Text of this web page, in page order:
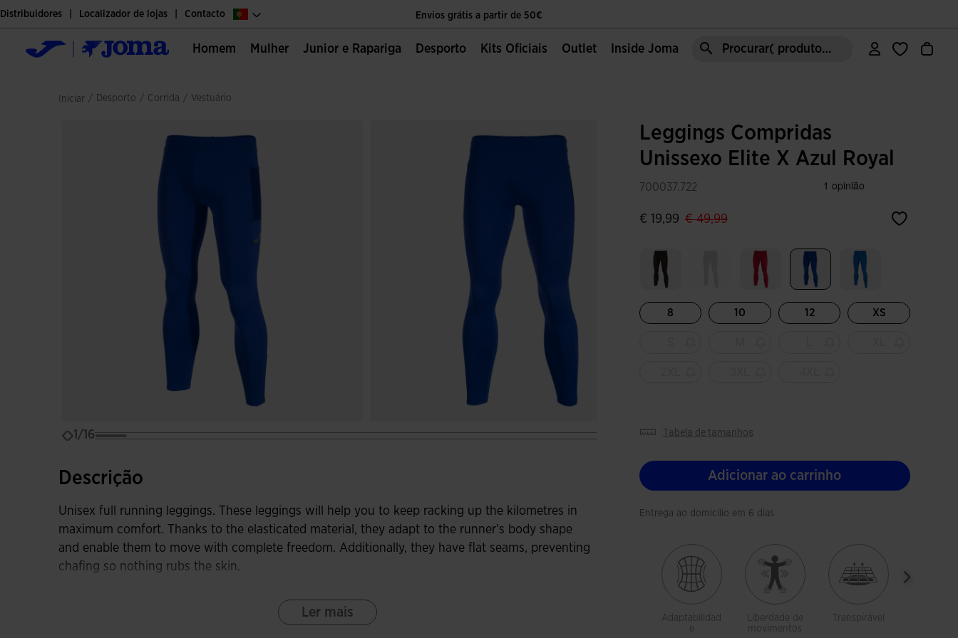
Envios grátis a partir de 50€
O único sítio oficial da Joma Sport
Envios grátis a partir de 50€
Distribuidores Localizador de lojas Contacto
Homem Mulher Junior e Rapariga Desporto Kits Oficiais Outlet Inside Joma Procurar( produto, moda, área, etc)
Iniciar / desporto / corrida / vestuário
1/16
Descrição
Unisex full running leggings. These leggings will help you to keep racking up the kilometres in
maximum comfort. Thanks to the elasticated material, they adapt to the runner’s body shape
and enable them to move with complete freedom. Additionally, they have flat seams, preventing
chafing so nothing rubs the skin.
They also have a dual adjustment system at the waist: on the one hand, the elastic adapts to the
runner’s physical shape; and on the other, the flat inner drawstrings adjust the fit. They
Ler mais
Leggings Compridas
Unissexo Elite X Azul Royal
700037.722
€ 19,99 label.price.reduced.from
€ 49,99label.price.to
8 10 12 XS
tabela de tamanhos
Adicionar ao carrinho
Entrega ao domicílio em 6 dias
Adaptabilidad
e
Liberdade de
movimentos
Transpirável